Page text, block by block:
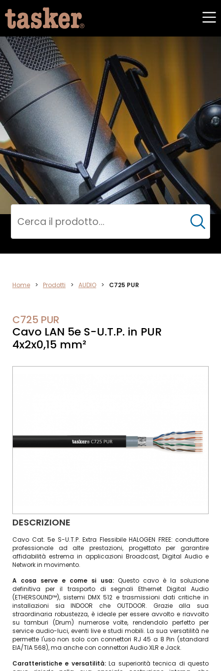
AUDIO
Cerca
Home > Prodotti > AUDIO > C725 PUR
C725 PUR
Cavo LAN 5e S-U.T.P. in PUR
4x2x0,15 mm²
DESCRIZIONE
Cavo Cat. 5e S-U.T.P. Extra Flessibile HALOGEN FREE: conduttore
professionale ad alte prestazioni, progettato per garantire
affidabilità estrema in applicazioni Broadcast, Digital Audio e
Network in movimento.
A cosa serve e come si usa: Questo cavo è la soluzione
definitiva per il trasporto di segnali Ethernet Digital Audio
(ETHERSOUND™), sistemi DMX 512 e trasmissioni dati critiche in
installazioni sia INDOOR che OUTDOOR. Grazie alla sua
straordinaria robustezza, è ideale per essere avvolto e riavvolto
su tamburi (Drum) numerose volte, rendendolo perfetto per
service audio-luci, eventi live e studi mobili. La sua versatilità ne
permette l'uso non solo con connettori RJ 45 a 8 Pin (standard
EIA/TIA 568), ma anche con connettori Audio XLR e Jack.
Caratteristiche e versatilità:La superiorità tecnica di questo